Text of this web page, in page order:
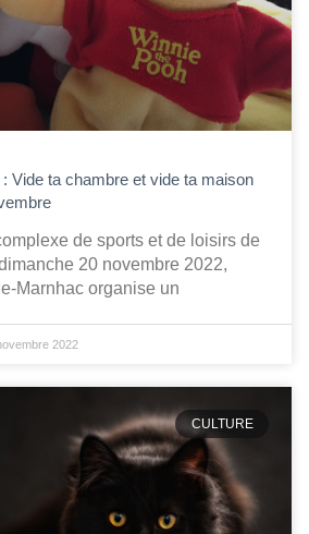
Vide ta chambre et vide ta maison
de sports et de loisirs de
20 novembre 2022,
Marnhac organise un
2022
CULTURE